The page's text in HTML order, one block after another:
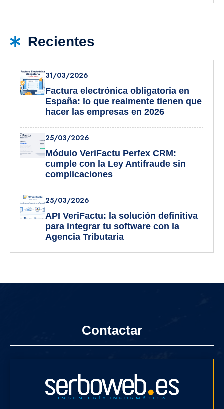
Recientes
31/03/2026
Factura electrónica obligatoria en
España: lo que realmente tienen que
hacer las empresas en 2026
25/03/2026
Módulo VeriFactu Perfex CRM:
cumple con la Ley Antifraude sin
complicaciones
25/03/2026
API VeriFactu: la solución definitiva
para integrar tu software con la
Agencia Tributaria
Contactar